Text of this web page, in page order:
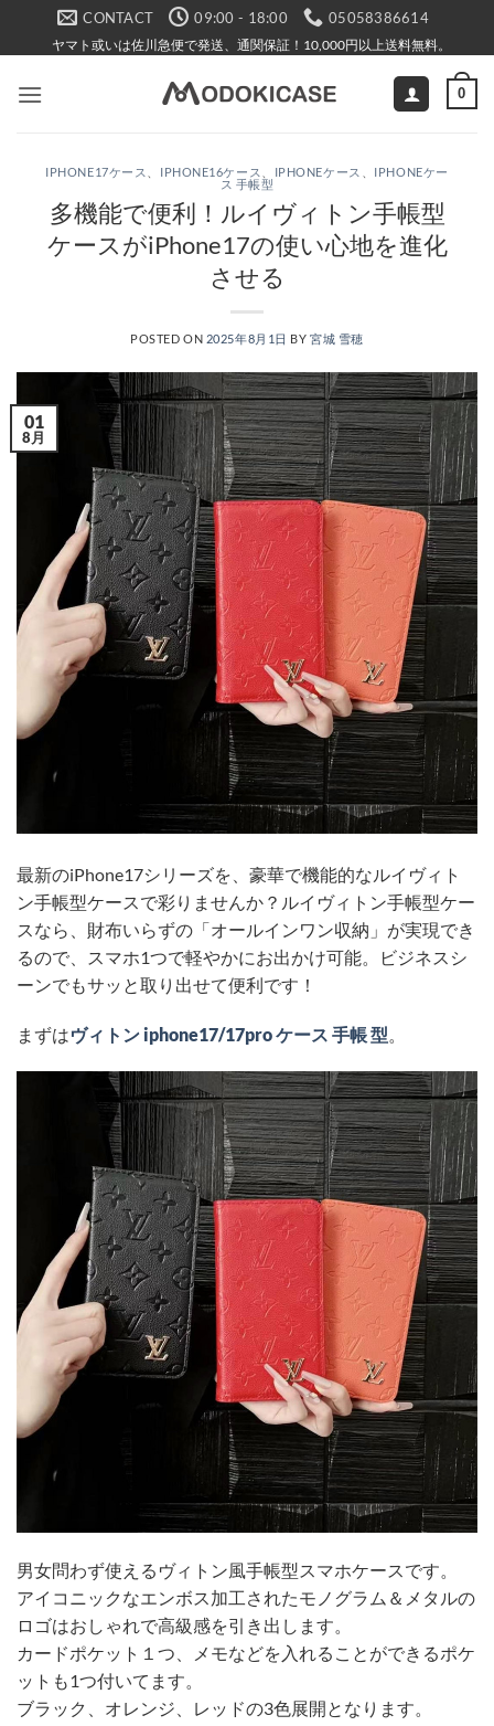
CONTACT 09:00 - 18:00 05058386614
ヤマト或いは佐川急便で発送、通関保証！10,000円以上送料無料。
0
IPHONE17ケース IPHONE16ケース IPHONEケース
IPHONEケー
ス 手帳型
多機能で便利！ルイヴィトン手帳型
ケースがiPhone17の使い心地を進化
させる
POSTED ON 2025年8月1日 BY宮城 雪穂
01
8月
最新のiPhone17シリーズを、豪華で機能的なルイヴィト
ン手帳型ケースで彩りませんか？ルイヴィトン手帳型ケー
スなら、財布いらずの「オールインワン収納」が実現でき
るので、スマホ1つで軽やかにお出かけ可能。ビジネスシ
ーンでもサッと取り出せて便利です！
まずはヴィトン iphone17/17pro ケース 手帳 型。
男女問わず使えるヴィトン風手帳型スマホケースです。
アイコニックなエンボス加工されたモノグラム＆メタルの
ロゴはおしゃれで高級感を引き出します。
カードポケット１つ、メモなどを入れることができるポケ
ットも1つ付いてます。
ブラック、オレンジ、レッドの3色展開となります。